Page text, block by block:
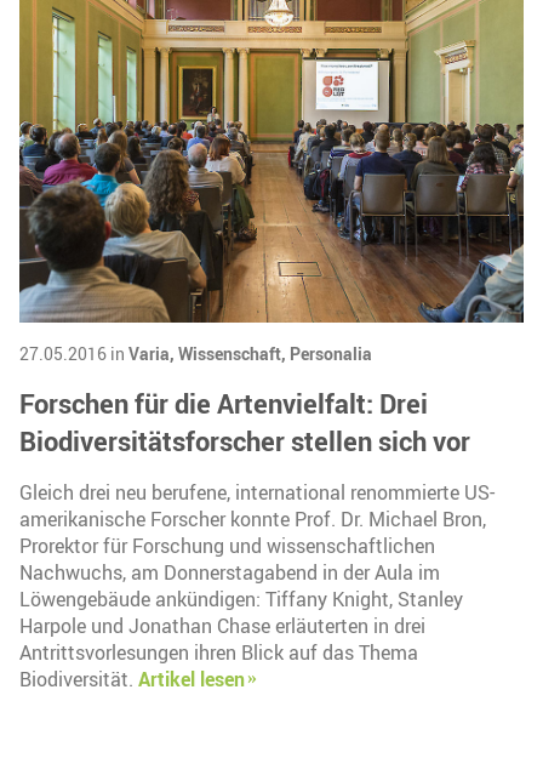
27.05.2016 in Varia, Wissenschaft, Personalia
Forschen für die Artenvielfalt: Drei
Biodiversitätsforscher stellen sich vor
Gleich drei neu berufene, international renommierte US-
amerikanische Forscher konnte Prof. Dr. Michael Bron,
Prorektor für Forschung und wissenschaftlichen
Nachwuchs, am Donnerstagabend in der Aula im
Löwengebäude ankündigen: Tiffany Knight, Stanley
Harpole und Jonathan Chase erläuterten in drei
Antrittsvorlesungen ihren Blick auf das Thema
Biodiversität. Artikel lesen